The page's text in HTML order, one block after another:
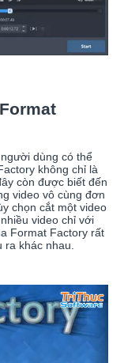
dùng có thể
không chỉ là
còn được biết đến
video vô cùng đơn
chọn cắt một video
video chỉ với
Format Factory rất
khác nhau.